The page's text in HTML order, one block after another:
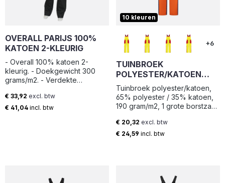
OVERALL PARIJS 100%
KATOEN 2-KLEURIG
- Overall 100% katoen 2-
kleurig. - Doekgewicht 300
grams/m2. - Verdekte
Verstelbaar elastiek in de rug /
taille. - Rugplooien. - 2
Normale prijs:
€ 33,92 excl. btw
€ 41,04 incl. btw
10 kleuren
+6
TUINBROEK
POLYESTER/KATOEN
ORANJE-KORENBLAUW
MAAT 60
Tuinbroek polyester/katoen,
65% polyester / 35% katoen,
190 gram/m2, 1 grote borstzak
zijzakken, 2 intasten,
achterzak en duimstokzak
Normale prijs:
€ 20,32 excl. btw
€ 24,59 incl. btw